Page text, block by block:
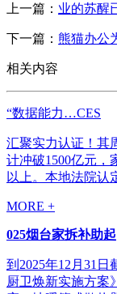
上一篇： 业的苏醒
下一篇： 熊猫办公
相关内容
“数据能力…CES
汇聚实力认证！其
计冲破1500亿元，
以上。本地法院认
MORE +
025烟台家拆补助起
到2025年12月31
厨卫焕新实施方案